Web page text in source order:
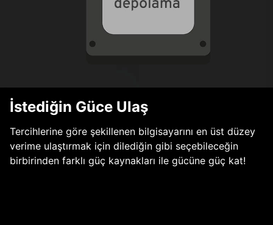
İstediğin Güce Ulaş
Tercihlerine göre şekillenen bilgisayarını en üst düzey
verime ulaştırmak için dilediğin gibi seçebileceğin
birbirinden farklı güç kaynakları ile gücüne güç kat!